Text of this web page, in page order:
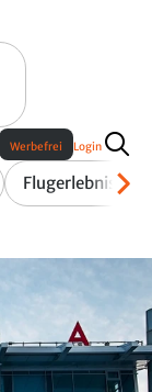
Flugerlebnis
Werbefrei Login